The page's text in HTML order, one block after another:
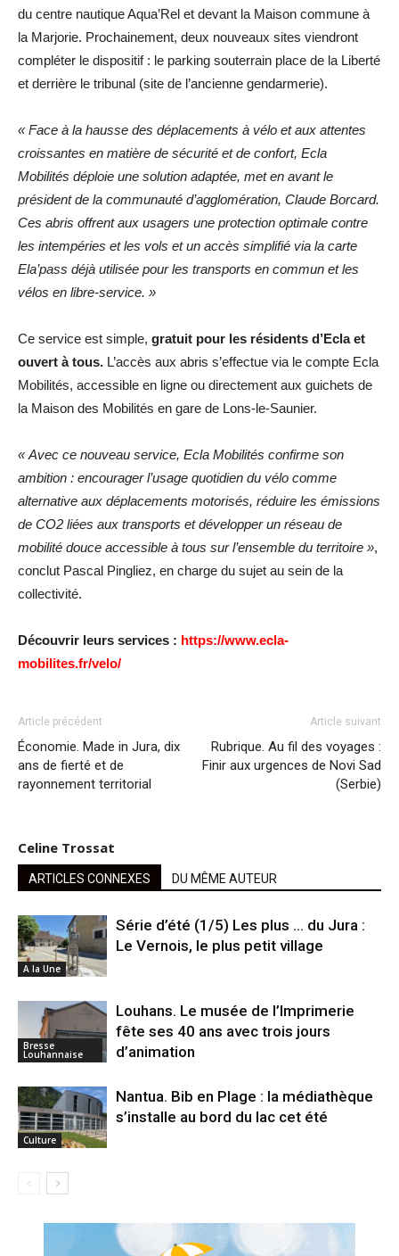
du centre nautique Aqua’Rel et devant la Maison commune à
la Marjorie. Prochainement, deux nouveaux sites viendront
compléter le dispositif : le parking souterrain place de la Liberté
et derrière le tribunal (site de l’ancienne gendarmerie).
« Face à la hausse des déplacements à vélo et aux attentes
croissantes en matière de sécurité et de confort, Ecla
Mobilités déploie une solution adaptée, met en avant le
président de la communauté d’agglomération, Claude Borcard.
Ces abris offrent aux usagers une protection optimale contre
les intempéries et les vols et un accès simplifié via la carte
Ela’pass déjà utilisée pour les transports en commun et les
vélos en libre-service. »
Ce service est simple, gratuit pour les résidents d’Ecla et
ouvert à tous. L’accès aux abris s’effectue via le compte Ecla
Mobilités, accessible en ligne ou directement aux guichets de
la Maison des Mobilités en gare de Lons-le-Saunier.
« Avec ce nouveau service, Ecla Mobilités confirme son
ambition : encourager l’usage quotidien du vélo comme
alternative aux déplacements motorisés, réduire les émissions
de CO2 liées aux transports et développer un réseau de
mobilité douce accessible à tous sur l’ensemble du territoire »,
conclut Pascal Pingliez, en charge du sujet au sein de la
collectivité.
Découvrir leurs services : https://www.ecla-
mobilites.fr/velo/
Article précédent
Économie. Made in Jura, dix
ans de fierté et de
rayonnement territorial
Article suivant
Rubrique. Au fil des voyages :
Finir aux urgences de Novi Sad
(Serbie)
Celine Trossat
ARTICLES CONNEXES DU MÊME AUTEUR
A la Une
Série d’été (1/5) Les plus … du Jura :
Le Vernois, le plus petit village
Bresse
Louhannaise
Louhans. Le musée de l’Imprimerie
fête ses 40 ans avec trois jours
d’animation
Culture
Nantua. Bib en Plage : la médiathèque
s’installe au bord du lac cet été